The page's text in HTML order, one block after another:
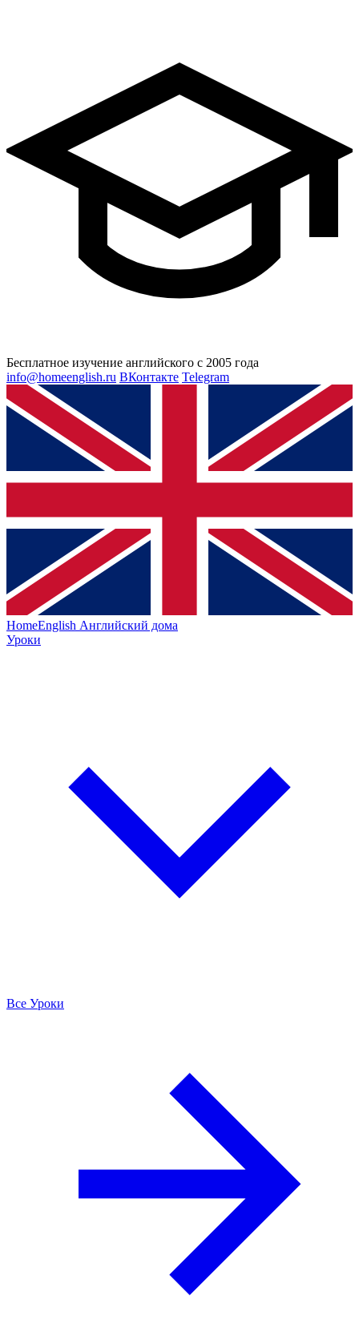
Бесплатное изучение английского с 2005 года
info@homeenglish.ru ВКонтакте Telegram
HomeEnglish Английский дома
Уроки
Все Уроки